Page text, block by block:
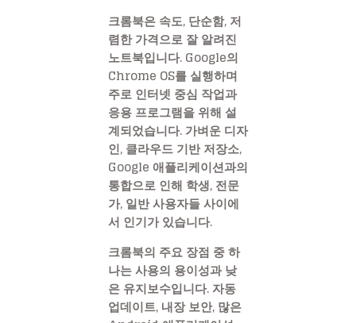
크롬북은 속도, 단순함, 저
렴한 가격으로 잘 알려진
노트북입니다. Google의
Chrome OS를 실행하며
주로 인터넷 중심 작업과
응용 프로그램을 위해 설
계되었습니다. 가벼운 디자
인, 클라우드 기반 저장소,
Google 애플리케이션과의
통합으로 인해 학생, 전문
가, 일반 사용자들 사이에
서 인기가 있습니다.
크롬북의 주요 장점 중 하
나는 사용의 용이성과 낮
은 유지보수입니다. 자동
업데이트, 내장 보안, 많은